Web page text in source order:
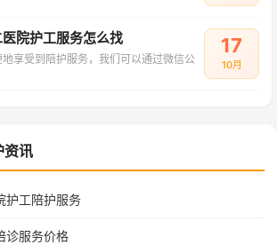
院护工服务怎么找
享受到陪护服务，我们可以通过微信公
17
10月
资讯
护工陪护服务
诊服务价格